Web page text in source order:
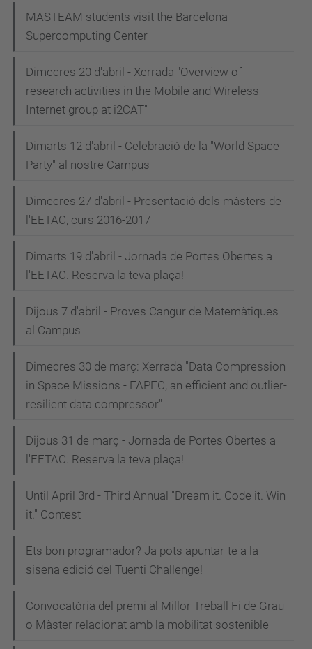
MASTEAM students visit the Barcelona
Supercomputing Center
Dimecres 20 d'abril - Xerrada "Overview of
research activities in the Mobile and Wireless
Internet group at i2CAT"
Dimarts 12 d'abril - Celebració de la "World Space
Party" al nostre Campus
Dimecres 27 d'abril - Presentació dels màsters de
l'EETAC, curs 2016-2017
Dimarts 19 d'abril - Jornada de Portes Obertes a
l'EETAC. Reserva la teva plaça!
Dijous 7 d'abril - Proves Cangur de Matemàtiques
al Campus
Dimecres 30 de març: Xerrada "Data Compression
in Space Missions - FAPEC, an efficient and outlier-
resilient data compressor"
Dijous 31 de març - Jornada de Portes Obertes a
l'EETAC. Reserva la teva plaça!
Until April 3rd - Third Annual "Dream it. Code it. Win
it." Contest
Ets bon programador? Ja pots apuntar-te a la
sisena edició del Tuenti Challenge!
Convocatòria del premi al Millor Treball Fi de Grau
o Màster relacionat amb la mobilitat sostenible